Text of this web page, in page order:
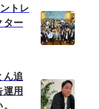
トレ
ター
ん追
運用